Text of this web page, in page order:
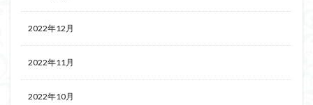
2022年12月
2022年11月
2022年10月